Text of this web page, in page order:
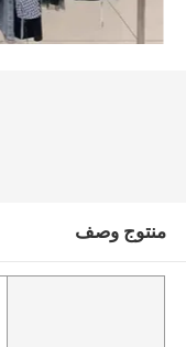
منتوج وصف